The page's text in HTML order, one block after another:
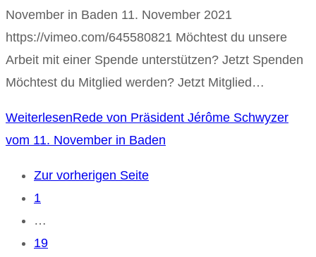
November in Baden 11. November 2021
https://vimeo.com/645580821 Möchtest du unsere
Arbeit mit einer Spende unterstützen? Jetzt Spenden
Möchtest du Mitglied werden? Jetzt Mitglied…
WeiterlesenRede von Präsident Jérôme Schwyzer
vom 11. November in Baden
Zur vorherigen Seite
1
…
19